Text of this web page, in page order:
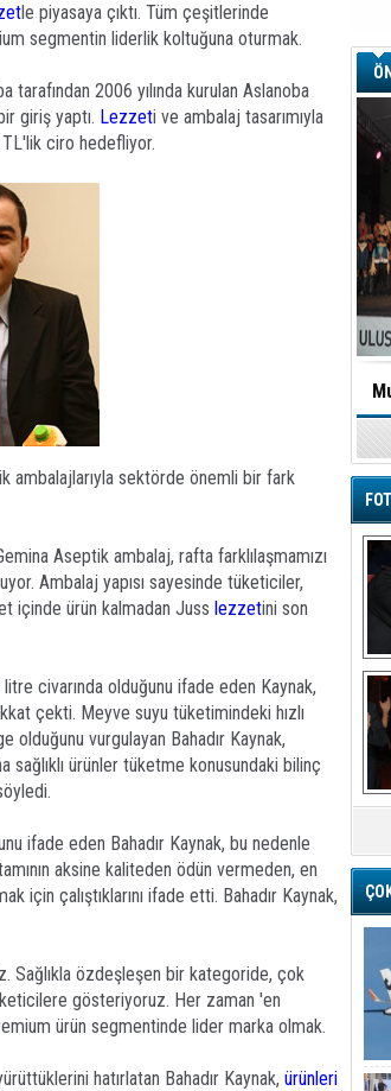
le piyasaya çıktı. Tüm çeşitlerinde
segmentin liderlik koltuğuna oturmak.
tarafından 2006 yılında kurulan Aslanoba
giriş yaptı. Lezzeti ve ambalaj tasarımıyla
ciro hedefliyor.
ambalajlarıyla sektörde önemli bir fark
Aseptik ambalaj, rafta farklılaşmamızı
Ambalaj yapısı sayesinde tüketiciler,
içinde ürün kalmadan Juss lezzetini son
civarında olduğunu ifade eden Kaynak,
çekti. Meyve suyu tüketimindeki hızlı
olduğunu vurgulayan Bahadır Kaynak,
ürünler tüketme konusundaki bilinç
ifade eden Bahadır Kaynak, bu nedenle
aksine kaliteden ödün vermeden, en
için çalıştıklarını ifade etti. Bahadır Kaynak,
Sağlıkla özdeşleşen bir kategoride, çok
gösteriyoruz. Her zaman 'en
ürün segmentinde lider marka olmak.
hatırlatan Bahadır Kaynak, ürünleri